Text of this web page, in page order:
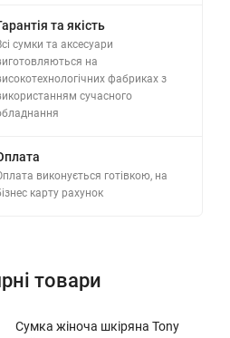
та якість
сумки та аксесуари
на
фабриках з
сучасного
виконується готівкою, на
карту рахунок
товари
​Сумка жіноча шкіряна Tony